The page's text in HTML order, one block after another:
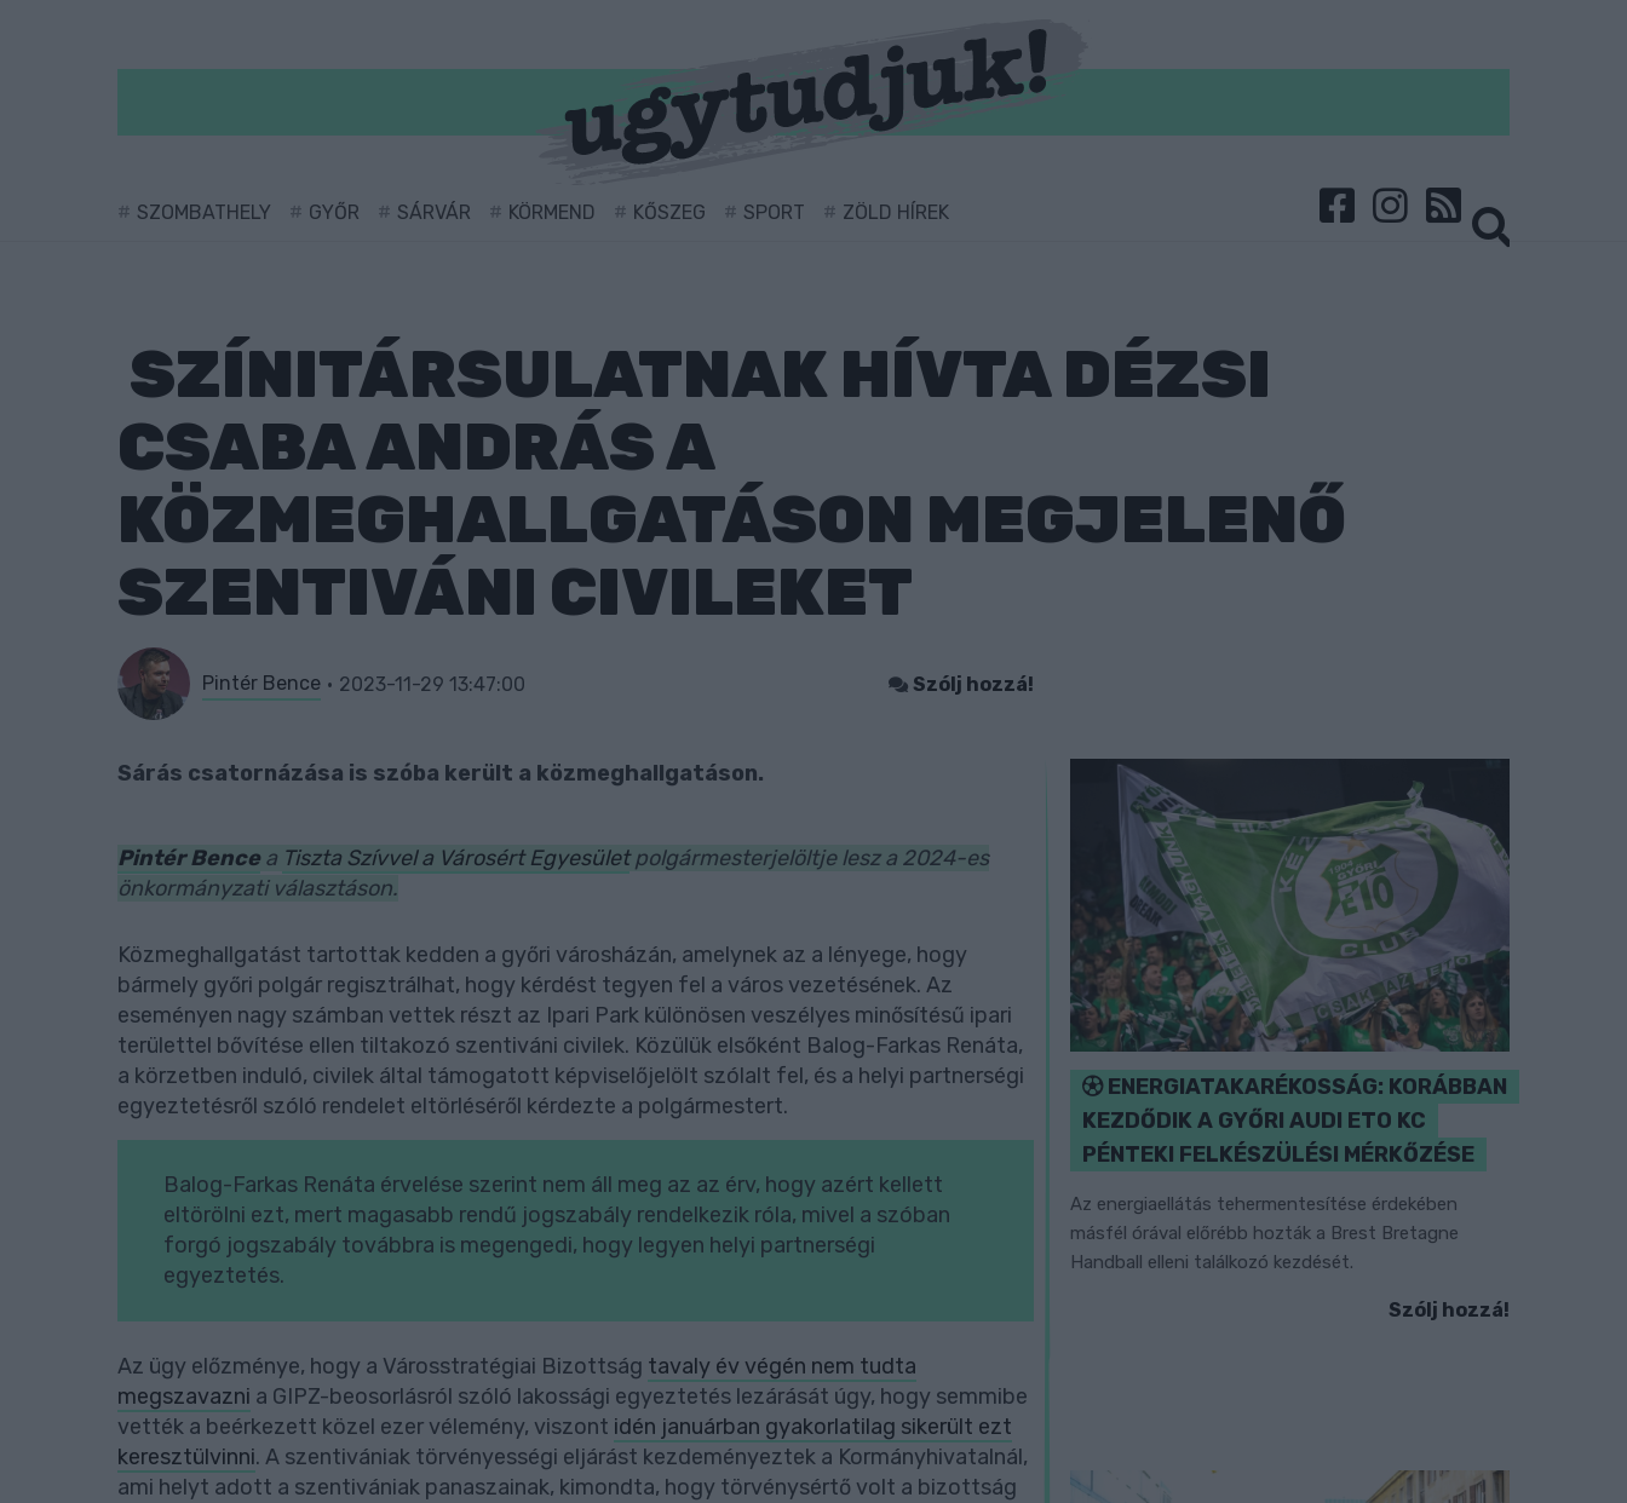
SZOMBATHELY GYŐR SÁRVÁR KÖRMEND KŐSZEG SPORT ZÖLD HÍREK
SZÍNITÁRSULATNAK HÍVTA DÉZSI
CSABA ANDRÁS A
KÖZMEGHALLGATÁSON MEGJELENŐ
SZENTIVÁNI CIVILEKET
Pintér Bence 2023-11-29 13:47:00 Szólj hozzá!
Sárás csatornázása is szóba került a közmeghallgatáson.
Pintér Bencea Tiszta Szívvel a Városért Egyesületpolgármesterjelöltje lesz a 2024-es
önkormányzati választáson.
Közmeghallgatást tartottak kedden a győri városházán, amelynek az a lényege, hogy
bármely győri polgár regisztrálhat, hogy kérdést tegyen fel a város vezetésének. Az
eseményen nagy számban vettek részt az Ipari Park különösen veszélyes minősítésű ipari
területtel bővítése ellen tiltakozó szentiváni civilek. Közülük elsőként Balog-Farkas Renáta,
a körzetben induló, civilek által támogatott képviselőjelölt szólalt fel, és a helyi partnerségi
egyeztetésről szóló rendelet eltörléséről kérdezte a polgármestert.
Balog-Farkas Renáta érvelése szerint nem áll meg az az érv, hogy azért kellett
eltörölni ezt, mert magasabb rendű jogszabály rendelkezik róla, mivel a szóban
forgó jogszabály továbbra is megengedi, hogy legyen helyi partnerségi
egyeztetés.
Az ügy előzménye, hogy a Városstratégiai Bizottság tavaly év végén nem tudta
megszavazni a GIPZ-beosorlásról szóló lakossági egyeztetés lezárását úgy, hogy semmibe
vették a beérkezett közel ezer vélemény, viszont idén januárban gyakorlatilag sikerült ezt
keresztülvinni. A szentivániak törvényességi eljárást kezdeményeztek a Kormányhivatalnál,
ami helyt adott a szentivániak panaszainak, kimondta, hogy törvénysértő volt a bizottság
ENERGIATAKARÉKOSSÁG: KORÁBBAN
KEZDŐDIK A GYŐRI AUDI ETO KC
PÉNTEKI FELKÉSZÜLÉSI MÉRKŐZÉSE
Az energiaellátás tehermentesítése érdekében
másfél órával előrébb hozták a Brest Bretagne
Handball elleni találkozó kezdését.
Szólj hozzá!